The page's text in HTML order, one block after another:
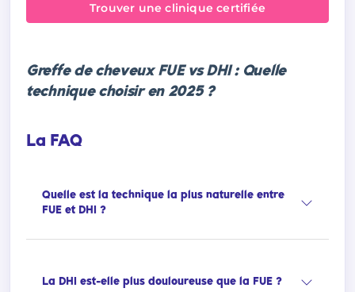
Trouver une clinique certifiée
Greffe de cheveux FUE vs DHI : Quelle
technique choisir en 2025 ?
La FAQ
Quelle est la technique la plus naturelle entre
FUE et DHI ?
La DHI est-elle plus douloureuse que la FUE ?